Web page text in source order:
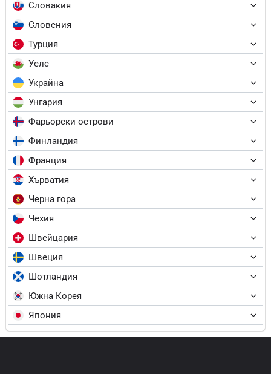
Словакия
Словения
Турция
Уелс
Украйна
Унгария
Фарьорски острови
Финландия
Франция
Хърватия
Черна гора
Чехия
Швейцария
Швеция
Шотландия
Южна Корея
Япония